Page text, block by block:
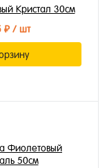
Кристал 30см
₽/ шт
Фиолетовый
50см